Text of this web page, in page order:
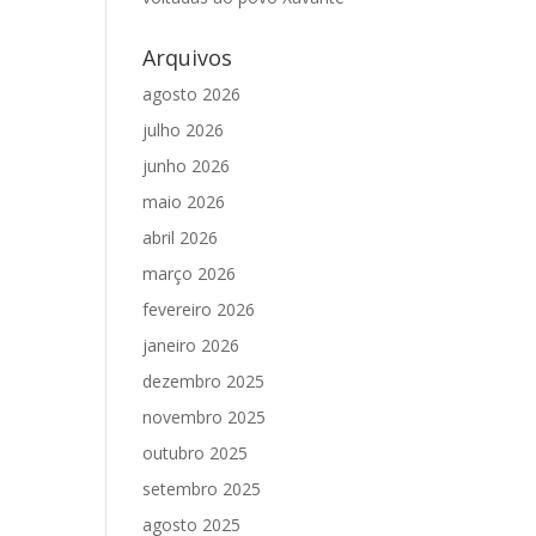
Arquivos
agosto 2026
julho 2026
junho 2026
maio 2026
abril 2026
março 2026
fevereiro 2026
janeiro 2026
dezembro 2025
novembro 2025
outubro 2025
setembro 2025
agosto 2025